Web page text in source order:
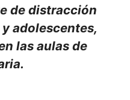
de distracción
adolescentes,
las aulas de